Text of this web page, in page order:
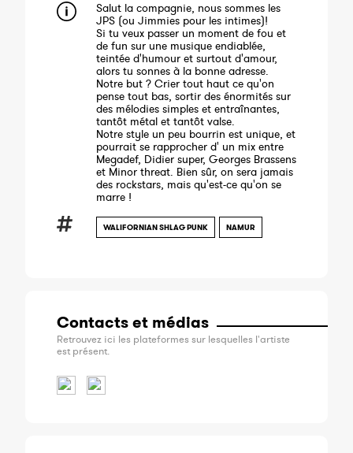
Salut la compagnie, nous sommes les
JPS (ou Jimmies pour les intimes)!
Si tu veux passer un moment de fou et
de fun sur une musique endiablée,
teintée d'humour et surtout d'amour,
alors tu sonnes à la bonne adresse.
Notre but ? Crier tout haut ce qu'on
pense tout bas, sortir des énormités sur
des mélodies simples et entraînantes,
tantôt métal et tantôt valse.
Notre style un peu bourrin est unique, et
pourrait se rapprocher d' un mix entre
Megadef, Didier super, Georges Brassens
et Minor threat. Bien sûr, on sera jamais
des rockstars, mais qu'est-ce qu'on se
marre !
WALIFORNIAN SHLAG PUNK NAMUR
Contacts et médias
Retrouvez ici les plateformes sur lesquelles l'artiste
est présent.